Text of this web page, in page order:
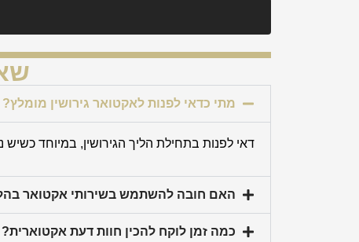
מתי כדאי לפנות לאקטואר גירושין מומלץ?
דאי לפנות בתחילת הליך הגירושין, במיוחד כשיש
האם חובה להשתמש בשירותי אקטואר
כמה זמן לוקח להכין חוות דעת אקטוארית?